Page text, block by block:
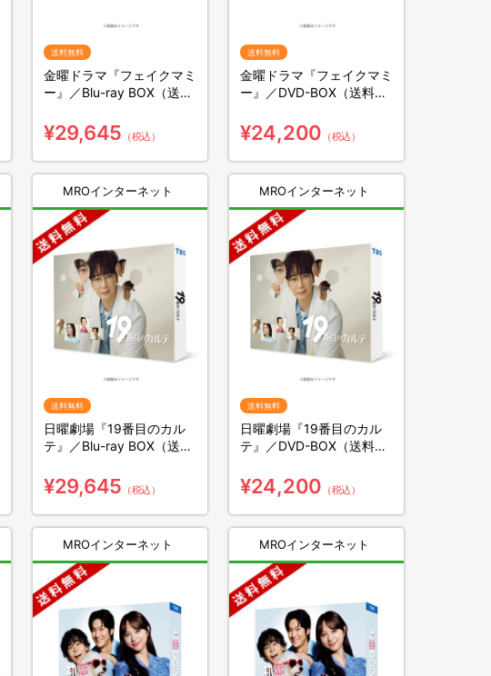
送料無料
金曜ドラマ『フェイクマミ
ー』／Blu-ray BOX（送料
¥29,645 （税込）
送料無料
金曜ドラマ『フェイクマミ
ー』／DVD-BOX（送料無
¥24,200 （税込）
MROインターネット
送料無料
日曜劇場『19番目のカル
テ』／Blu-ray BOX（送料
¥29,645 （税込）
MROインターネット
送料無料
日曜劇場『19番目のカル
テ』／DVD-BOX（送料無
¥24,200 （税込）
MROインターネット MROインターネット